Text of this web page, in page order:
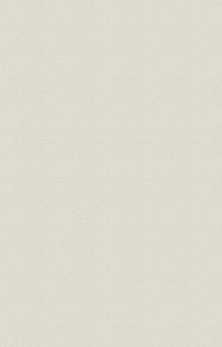
1. 第1次世界大戦と三井物産
2. 海運業の飛躍的拡大
3. 業績
第4章 慢性不況下の海運
第1節 海運不況
第2節 大阪商船の積極策
1. 合理化と郵商協調
2. 不況期における積極策
3. 業績
第3節 三井物産船舶部のコモンキャリヤー化
1. 経営方針と経営組織
2. 経営活動の自立化
3. 業績の推移
第5章 日本海運業の躍進
第1節 日中戦争と海運
第2節 大阪商船の躍進
1. 経営方針と経営組織